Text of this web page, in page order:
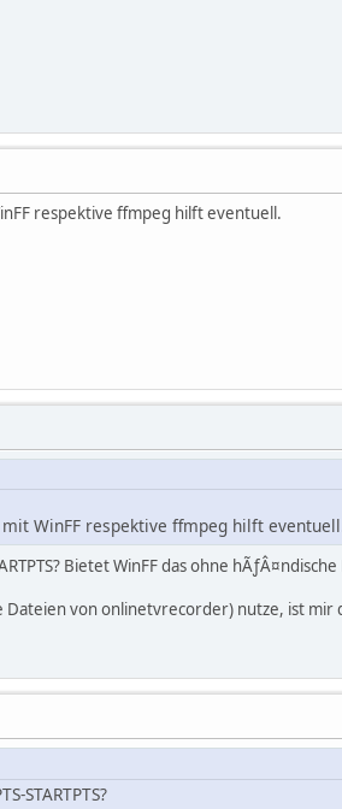
respektive ffmpeg hilft eventuell.
WinFF respektive ffmpeg hilft
Bietet WinFF das ohne
Dateien von onlinetvrecorder) nutze, ist
STARTPTS?